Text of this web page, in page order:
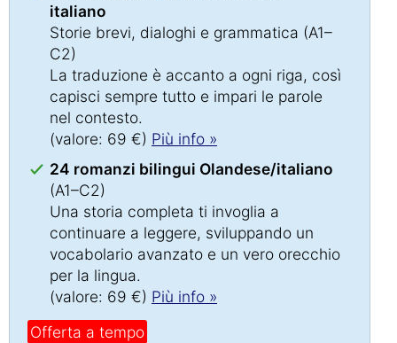
italiano
Storie brevi, dialoghi e grammatica (A1–
C2)
La traduzione è accanto a ogni riga, così
capisci sempre tutto e impari le parole
nel contesto.
(valore: 69 €) Più info »
24 romanzi bilingui Olandese/italiano
(A1–C2)
Una storia completa ti invoglia a
continuare a leggere, sviluppando un
vocabolario avanzato e un vero orecchio
per la lingua.
(valore: 69 €) Più info »
Offerta a tempo